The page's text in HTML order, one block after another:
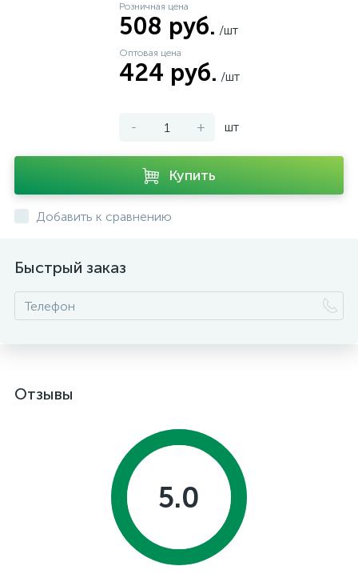
Розничная цена
508 руб. /шт
Оптовая цена
424 руб. /шт
- + шт
Купить
Добавить к сравнению
Быстрый заказ
Отзывы
5.0